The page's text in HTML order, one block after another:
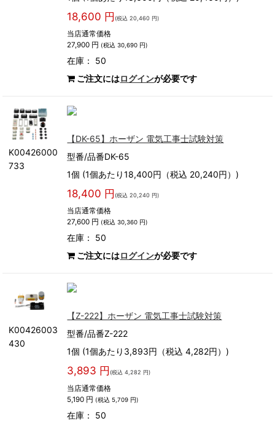
18,600 円 (税込 20,460 円)
当店通常価格
27,900 円 (税込 30,690 円)
在庫： 50
ご注文にはログインが必要です
K00426000
733
【DK-65】ホーザン 電気工事士試験対策
型番/品番DK-65
1個 (1個あたり18,400円（税込 20,240円）)
18,400 円 (税込 20,240 円)
当店通常価格
27,600 円 (税込 30,360 円)
在庫： 50
ご注文にはログインが必要です
K00426003
430
【Z-222】ホーザン 電気工事士試験対策
型番/品番Z-222
1個 (1個あたり3,893円（税込 4,282円）)
3,893 円 (税込 4,282 円)
当店通常価格
5,190 円 (税込 5,709 円)
在庫： 50